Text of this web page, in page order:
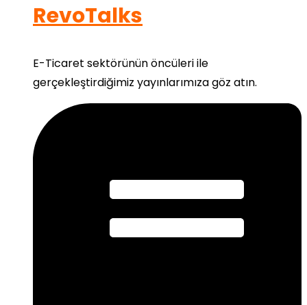
RevoTalks
E-Ticaret sektörünün öncüleri ile
gerçekleştirdiğimiz yayınlarımıza göz atın.